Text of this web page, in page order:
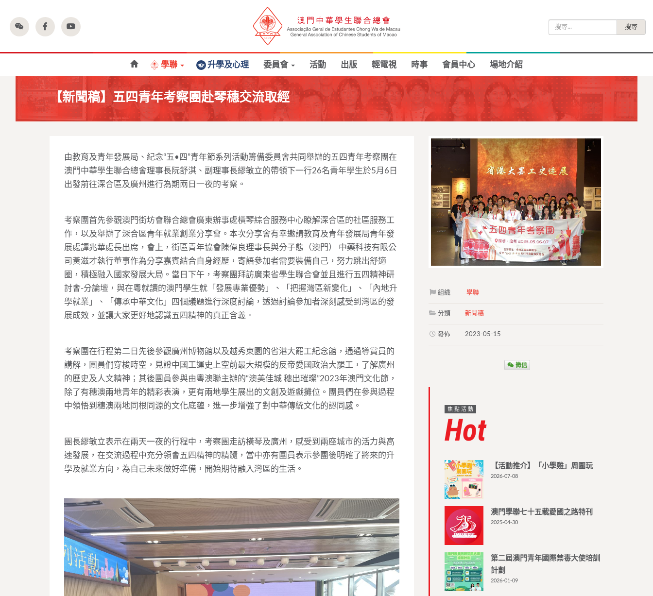
尋
學聯 升學及心理 委員會 活動 出版 輕電視 時事 會員中心 場地介紹
【新聞稿】五四青年考察團赴琴穗交流取經
由教育及青年發展局、紀念“五•四”青年節系列活動籌備委員會共同舉辦的五四青年考察團在
澳門中華學生聯合總會理事長阮舒淇、副理事長繆敏立的帶領下一行26名青年學生於5月6日
出發前往深合區及廣州進行為期兩日一夜的考察。
考察團首先參觀澳門街坊會聯合總會廣東辦事處橫琴綜合服務中心瞭解深合區的社區服務工
作，以及舉辦了深合區青年就業創業分享會。本次分享會有幸邀請教育及青年發展局青年發
展處譚兆華處長出席，會上，街區青年協會陳偉良理事長與分子態（澳門） 中藥科技有限公
司黃滋才執行董事作為分享嘉賓結合自身經歷，寄語參加者需要裝備自己，努力跳出舒適
圈，積極融入國家發展大局。當日下午，考察團拜訪廣東省學生聯合會並且進行五四精神研
討會-分論壇，與在粵就讀的澳門學生就「發展專業優勢」、「把握灣區新變化」、「內地升
學就業」、「傳承中華文化」四個議題進行深度討論，透過討論參加者深刻感受到灣區的發
展成效，並讓大家更好地認識五四精神的真正含義。
考察團在行程第二日先後參觀廣州博物館以及越秀東園的省港大罷工紀念館，通過導賞員的
講解，團員們穿梭時空，見證中國工運史上空前最大規模的反帝愛國政治大罷工，了解廣州
的歷史及人文精神；其後團員參與由粵澳聯主辦的“澳美佳城 穗出璀璨”2023年澳門文化節，
除了有穗澳兩地青年的精彩表演，更有兩地學生展出的文創及遊戲攤位。團員們在參與過程
中領悟到穗澳兩地同根同源的文化底蘊，進一步增強了對中華傳統文化的認同感。
團長繆敏立表示在兩天一夜的行程中，考察團走訪橫琴及廣州，感受到兩座城市的活力與高
速發展，在交流過程中充分領會五四精神的精髓，當中亦有團員表示參團後明確了將來的升
學及就業方向，為自己未來做好準備，開始期待融入灣區的生活。
組織 學聯
分類 新聞稿
發佈 2023-05-15
微信
焦點活動
Hot
【活動推介】「小學雞」周圍玩
2026-07-08
澳門學聯七十五載愛國之路特刊
2025-04-30
第二屆澳門青年國際禁毒大使培訓
計劃
2026-01-09